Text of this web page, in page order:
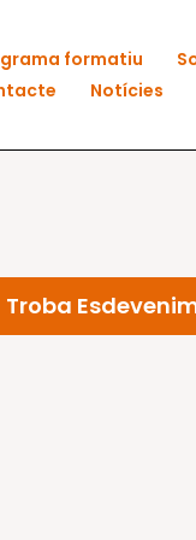
formatiu
Notícies
Troba